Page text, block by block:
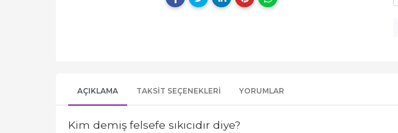
AÇIKLAMA TAKSIT SEÇENEKLERI YORUMLAR
Kim demiş felsefe sıkıcıdır diye?